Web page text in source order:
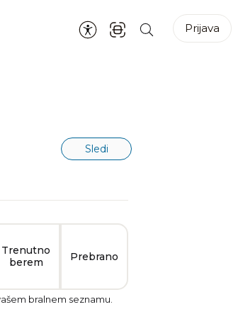
Prijava
Sledi
Trenutno
berem
Prebrano
bralnem seznamu.